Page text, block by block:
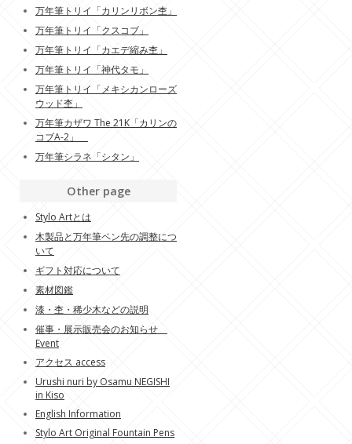
万年筆トリイ「カリンリボン杢」
万年筆トリイ「クスコブ」
万年筆トリイ「カエデ縮み杢」
万年筆トリイ「神代タモ」
万年筆トリイ「メキシカンローズ
ウッド杢」
万年筆カザワ The 21K「カリンの
コブA-2」
万年筆シラネ「シタン」
Other page
Stylo Artとは
木製品と万年筆ペン先の調整につ
いて
ギフト対応について
素材図鑑
漆・杢・稀少木などの説明
催事・展示販売会のお知らせ
Event
アクセス access
Urushi nuri by Osamu NEGISHI
in Kiso
English Information
Stylo Art Original Fountain Pens